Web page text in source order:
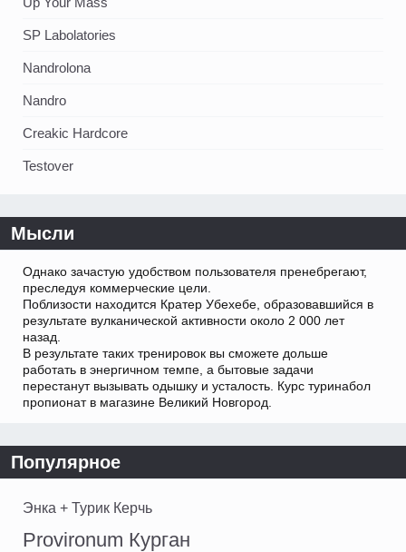
SP Labolatories
Nandrolona
Nandro
Creakic Hardcore
Testover
Мысли
Однако зачастую удобством пользователя пренебрегают,
преследуя коммерческие цели.
Поблизости находится Кратер Убехебе, образовавшийся в
результате вулканической активности около 2 000 лет
назад.
В результате таких тренировок вы сможете дольше
работать в энергичном темпе, а бытовые задачи
перестанут вызывать одышку и усталость. Курс туринабол
пропионат в магазине Великий Новгород.
Популярное
Энка + Турик Керчь
Provironum Курган